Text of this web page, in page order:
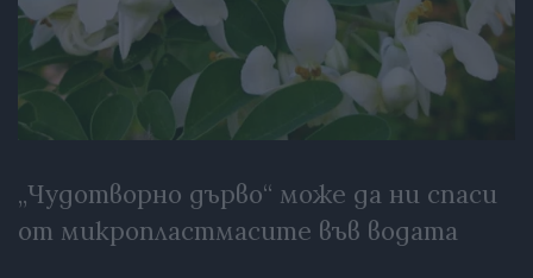
„Чудотворно дърво“ може да ни спаси
от микропластмасите във водата